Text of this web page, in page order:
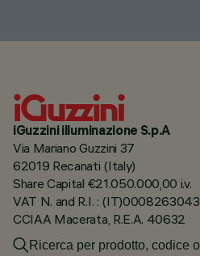
iGuzzini illuminazione S.p.A
Via Mariano Guzzini 37
62019 Recanati (Italy)
Share Capital €21.050.000,00 i.v.
VAT N. and R.I. :
CCIAA Macerata, R.E.A. 40632